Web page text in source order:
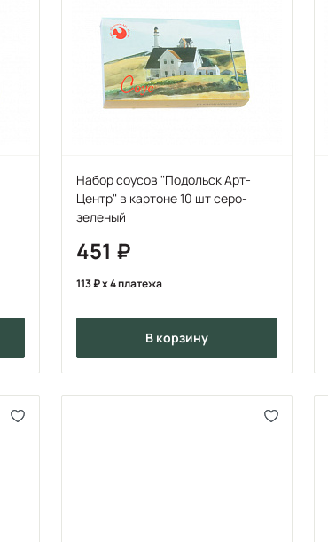
Набор соусов "Подольск Арт-
Центр" в картоне 10 шт серо-
зеленый
451
113 x 4 платежа
в корзину